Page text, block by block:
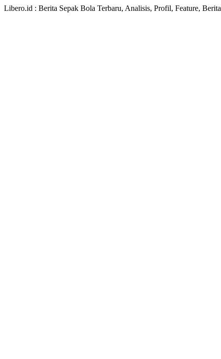
Libero.id : Berita Sepak Bola Terbaru, Analisis, Profil, Feature,